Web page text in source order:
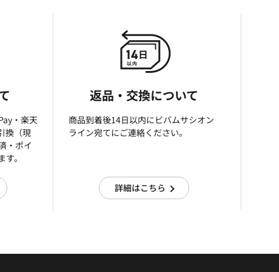
・楽天
換（現
・ポイ
。
返品・交換について
商品到着後14日以内にビバムサシオン
ライン宛てにご連絡ください。
詳細はこちら